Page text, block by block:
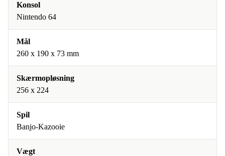
Konsol
Nintendo 64
Mål
260 x 190 x 73 mm
Skærmopløsning
256 x 224
Spil
Banjo-Kazooie
Vægt